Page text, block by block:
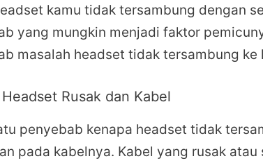
kamu tidak tersambung dengan
yang mungkin menjadi faktor
masalah headset tidak tersambung ke
Rusak dan Kabel
penyebab kenapa headset tidak
pada kabelnya. Kabel yang rusak